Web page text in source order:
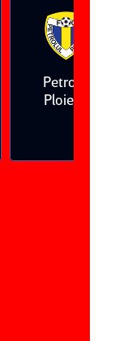
Petrolul
Ploieşti